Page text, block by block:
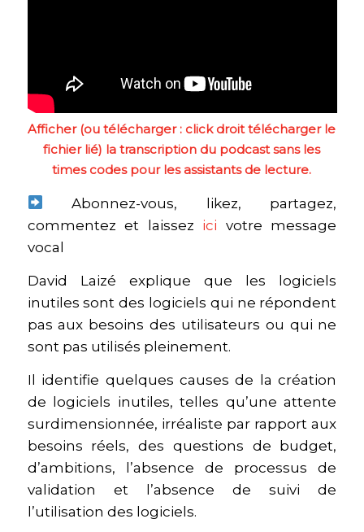
Afficher (ou télécharger : click droit télécharger le
fichier lié) la transcription du podcast sans les
times codes pour les assistants de lecture.
Abonnez-vous, likez, partagez,
commentez et laissez ici votre message
vocal
David Laizé explique que les logiciels
inutiles sont des logiciels qui ne répondent
pas aux besoins des utilisateurs ou qui ne
sont pas utilisés pleinement.
Il identifie quelques causes de la création
de logiciels inutiles, telles qu’une attente
surdimensionnée, irréaliste par rapport aux
besoins réels, des questions de budget,
d’ambitions, l’absence de processus de
validation et l’absence de suivi de
l’utilisation des logiciels.